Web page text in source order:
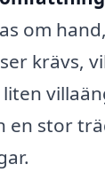
om
krävs,
en stor